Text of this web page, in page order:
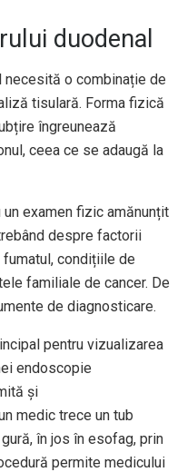
duodenal
necesită o combinație de
tisulară. Forma fizică
îngreunează
ceea ce se adaugă la
examen fizic amănunțit
despre factorii
condițiile de
familiale de cancer. De
de diagnosticare.
pentru vizualizarea
endoscopie
și
medic trece un tub
în jos în esofag, prin
permite medicului